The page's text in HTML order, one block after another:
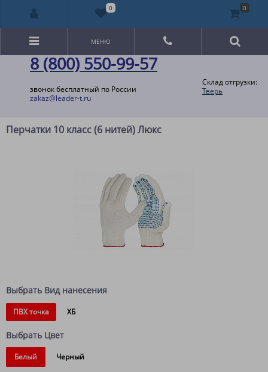
8 (800) 550-99-57
звонок бесплатный по России
zakaz@leader-t.ru
Склад отгрузки:
Тверь
МЕНЮ
Перчатки 10 класс (6 нитей) Люкс
Выбрать Вид нанесения
ПВХ точка ХБ
Выбрать Цвет
Белый Черный
0 0